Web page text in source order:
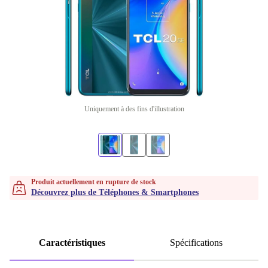
Uniquement à des fins d'illustration
Produit actuellement en rupture de stock
Découvrez plus de Téléphones & Smartphones
Caractéristiques Spécifications